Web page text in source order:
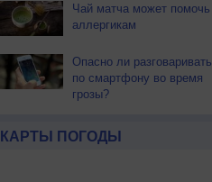
Чай матча может помочь
аллергикам
Опасно ли разговаривать
по смартфону во время
грозы?
КАРТЫ ПОГОДЫ